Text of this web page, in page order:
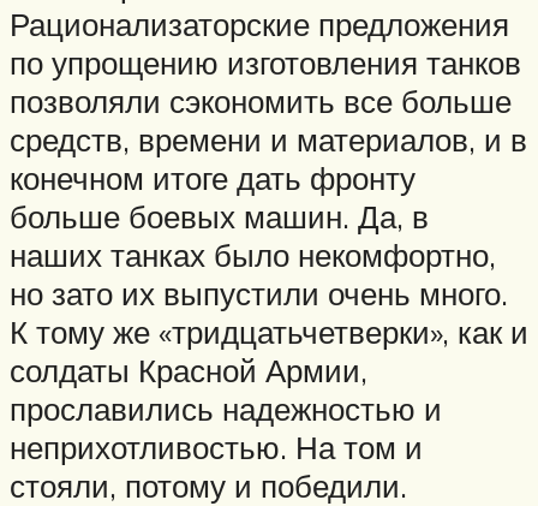
Рационализаторские предложения
по упрощению изготовления танков
позволяли сэкономить все больше
средств, времени и материалов, и в
конечном итоге дать фронту
больше боевых машин. Да, в
наших танках было некомфортно,
но зато их выпустили очень много.
К тому же «тридцатьчетверки», как и
солдаты Красной Армии,
прославились надежностью и
неприхотливостью. На том и
стояли, потому и победили.